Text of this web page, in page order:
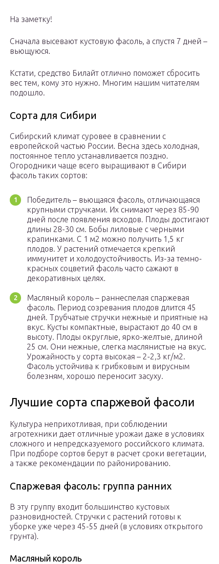
На заметку!
Сначала высевают кустовую фасоль, а спустя 7 дней –
вьющуюся.
Кстати, средство Билайт отлично поможет сбросить
вес тем, кому это нужно. Многим нашим читателям
подошло.
Сорта для Сибири
Сибирский климат суровее в сравнении с
европейской частью России. Весна здесь холодная,
постоянное тепло устанавливается поздно.
Огородники чаще всего выращивают в Сибири
фасоль таких сортов:
Победитель – вьющаяся фасоль, отличающаяся
крупными стручками. Их снимают через 85-90
дней после появления всходов. Плоды достигают
длины 28-30 см. Бобы лиловые с черными
крапинками. С 1 м2 можно получить 1,5 кг
плодов. У растений отмечается крепкий
иммунитет и холодоустойчивость. Из-за темно-
красных соцветий фасоль часто сажают в
декоративных целях.
Масляный король – раннеспелая спаржевая
фасоль. Период созревания плодов длится 45
дней. Трубчатые стручки нежные и приятные на
вкус. Кусты компактные, вырастают до 40 см в
высоту. Плоды округлые, ярко-желтые, длиной
25 см. Они нежные, слегка маслянистые на вкус.
Урожайность у сорта высокая – 2-2,3 кг/м2.
Фасоль устойчива к грибковым и вирусным
болезням, хорошо переносит засуху.
Лучшие сорта спаржевой фасоли
Культура неприхотливая, при соблюдении
агротехники дает отличные урожаи даже в условиях
сложного и непредсказуемого российского климата.
При подборе сортов берут в расчет сроки вегетации,
а также рекомендации по районированию.
Спаржевая фасоль: группа ранних
В эту группу входит большинство кустовых
разновидностей. Стручки с растений готовы к
уборке уже через 45-55 дней (в условиях открытого
грунта).
Масляный король